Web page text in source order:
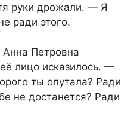
руки дрожали. — Я
ради этого.
Петровна
лицо исказилось. —
ты опутала? Ради
не достанется? Ради